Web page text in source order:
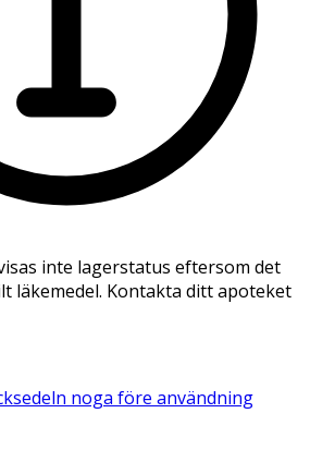
inte lagerstatus eftersom det
läkemedel. Kontakta ditt apoteket
noga före användning